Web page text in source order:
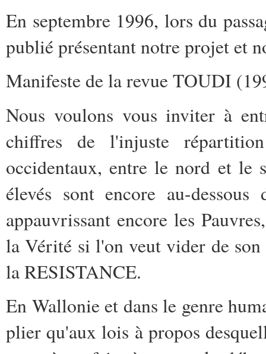
En septembre 1996, lors du
publié présentant notre projet et
Manifeste de la revue TOUDI
Nous voulons vous inviter à
chiffres de l'injuste
occidentaux, entre le nord et le
élevés sont encore au-
appauvrissant encore les
la Vérité si l'on veut vider de
la RESISTANCE.
En Wallonie et dans le genre
plier qu'aux lois à propos